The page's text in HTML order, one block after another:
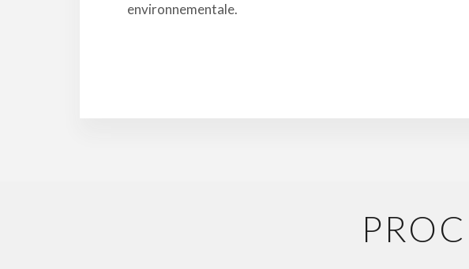
environnementale.